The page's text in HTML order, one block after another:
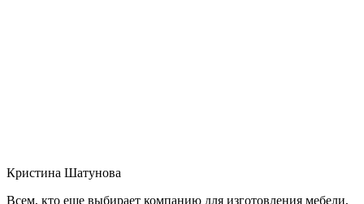
Кристина Шатунова
Всем, кто еще выбирает компанию для изготовления мебели,